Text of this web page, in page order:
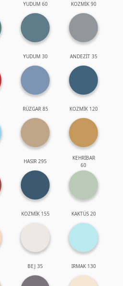
YUDUM 60 KOZMİK 90
YUDUM 30 ANDEZİT 35
RÜZGAR 85 KOZMİK 120
HASIR 295
KEHRİBAR
60
KOZMİK 155 KAKTÜS 20
BEJ 35 IRMAK 130